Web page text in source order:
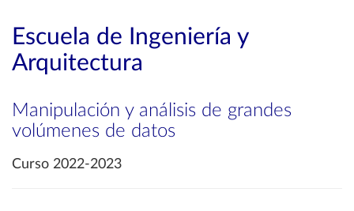
Escuela de Ingeniería y
Arquitectura
Manipulación y análisis de grandes
volúmenes de datos
Curso 2022-2023